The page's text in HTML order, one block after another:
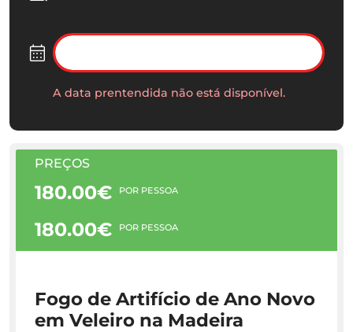
A data prentendida não está disponível.
PREÇOS
180.00€ POR PESSOA
180.00€ POR PESSOA
Fogo de Artifício de Ano Novo
em Veleiro na Madeira